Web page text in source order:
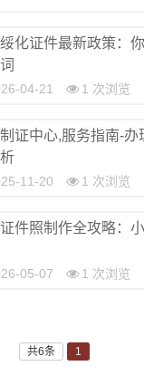
化证件最新政策：
04-21 1 次浏览
证中心,服务指南-办
11-20 1 次浏览
件照制作全攻略：
05-07 1 次浏览
共6条 1